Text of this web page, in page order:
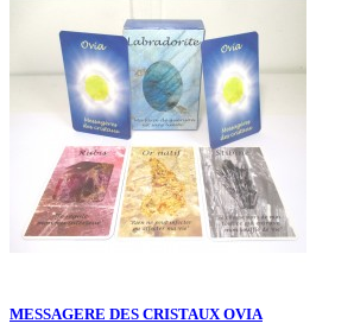
MESSAGERE DES CRISTAUX OVIA